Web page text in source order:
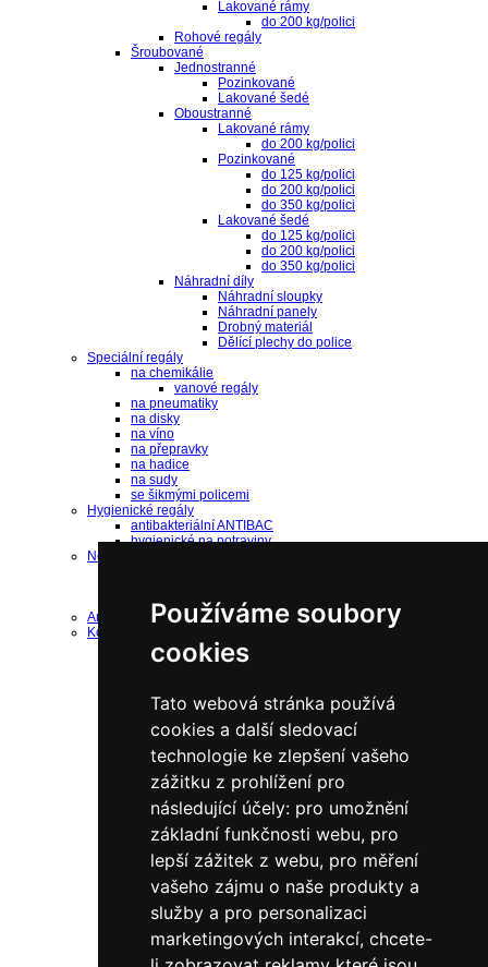
Používáme soubory
cookies
Tato webová stránka používá
cookies a další sledovací
technologie ke zlepšení vašeho
zážitku z prohlížení pro
následující účely: pro umožnění
základní funkčnosti webu, pro
lepší zážitek z webu, pro měření
vašeho zájmu o naše produkty a
služby a pro personalizaci
marketingových interakcí, chcete-
Lakované rámy
do 200 kg/polici
Rohové regály
Šroubované
Jednostranné
Pozinkované
Lakované šedé
Oboustranné
Lakované rámy
do 200 kg/polici
Pozinkované
do 125 kg/polici
do 200 kg/polici
do 350 kg/polici
Lakované šedé
do 125 kg/polici
do 200 kg/polici
do 350 kg/polici
Náhradní díly
Náhradní sloupky
Náhradní panely
Drobný materiál
Dělící plechy do police
Speciální regály
na chemikálie
vanové regály
na pneumatiky
na disky
na víno
na přepravky
na hadice
na sudy
se šikmými policemi
Hygienické regály
antibakteriální ANTIBAC
hygienické na potraviny
Nerezové regály
nerezové doplňky
Antistatické regály ESD
Komponenty a díly
k bezšroubovým regálům
Náhradní rámy
Drobný materiál
ke šroubovaným regálům
Drobný materiál
Náhradní police
Jednostranné sloupky
Oboustranné sloupky
Náhradní panely
náhradní police
Pozinkované
do 125 kg/polici
do 190 kg/polici
do 200 kg/polici
do 240 kg/polici
do 330 kg/polici
do 350 kg/polici
Lakované šedé
do 125 kg/polici
do 200 kg/polici